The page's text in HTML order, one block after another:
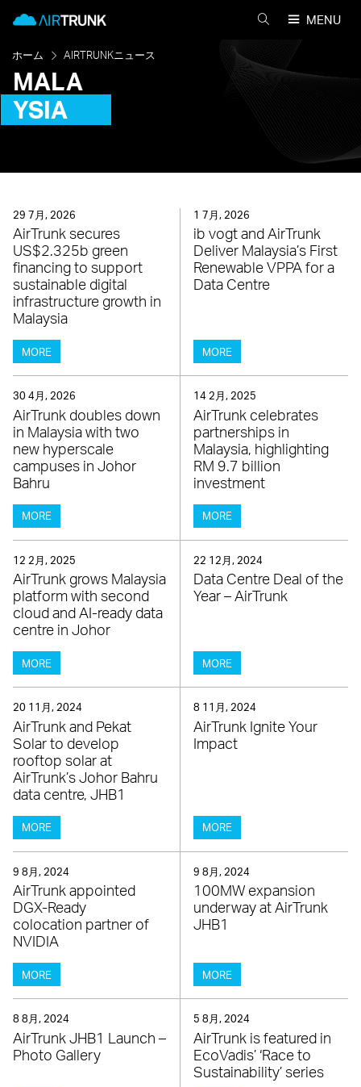
MENU
索
ホーム AIRTRUNKニュース
MALA
YSIA
29 7月, 2026
AirTrunk secures
US$2.325b green
financing to support
sustainable digital
infrastructure growth in
Malaysia
MORE
1 7月, 2026
ib vogt and AirTrunk
Deliver Malaysia’s First
Renewable VPPA for a
Data Centre
MORE
30 4月, 2026
AirTrunk doubles down
in Malaysia with two
new hyperscale
campuses in Johor
Bahru
MORE
14 2月, 2025
AirTrunk celebrates
partnerships in
Malaysia, highlighting
RM 9.7 billion
investment
MORE
12 2月, 2025
AirTrunk grows Malaysia
platform with second
cloud and AI-ready data
centre in Johor
MORE
22 12月, 2024
Data Centre Deal of the
Year – AirTrunk
MORE
20 11月, 2024
AirTrunk and Pekat
Solar to develop
rooftop solar at
AirTrunk’s Johor Bahru
data centre, JHB1
MORE
8 11月, 2024
AirTrunk Ignite Your
Impact
MORE
9 8月, 2024
AirTrunk appointed
DGX-Ready
colocation partner of
NVIDIA
MORE
9 8月, 2024
100MW expansion
underway at AirTrunk
JHB1
MORE
8 8月, 2024
AirTrunk JHB1 Launch –
Photo Gallery
5 8月, 2024
AirTrunk is featured in
EcoVadis’ ‘Race to
Sustainability’ series